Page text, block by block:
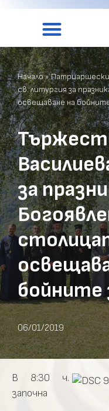
Начало»
св. литургия за
освещаване на
за
бойните
06/01/2019
В 8:30 ч.
започна